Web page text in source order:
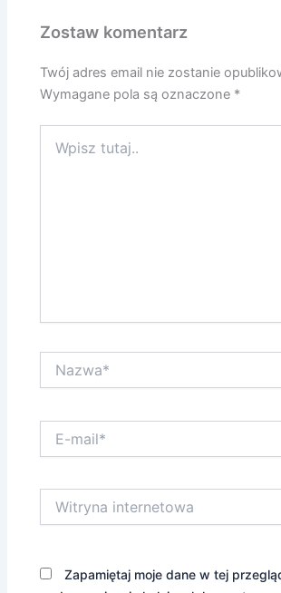
Zostaw komentarz
Twój adres email nie zostanie
Wymagane pola są oznaczone *
tutaj..
mail*
internetowa
Zapamiętaj moje dane w tej